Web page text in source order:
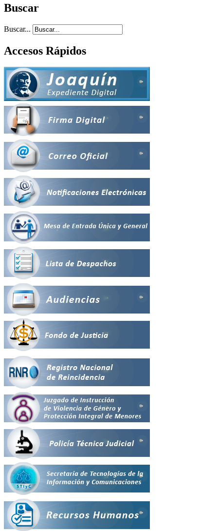
Buscar
Buscar...
Accesos Rápidos